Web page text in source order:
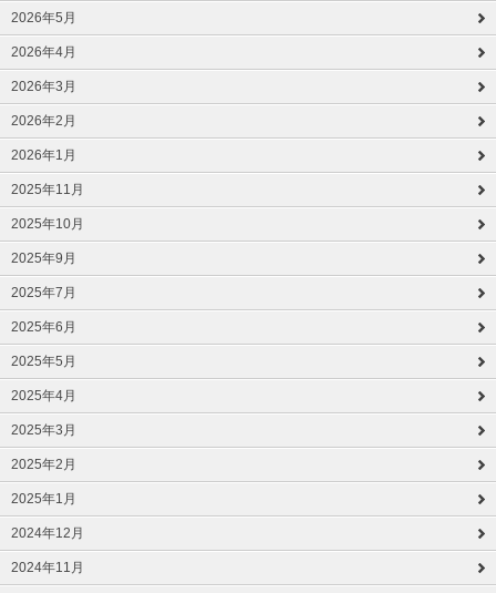
2026年5月
2026年4月
2026年3月
2026年2月
2026年1月
2025年11月
2025年10月
2025年9月
2025年7月
2025年6月
2025年5月
2025年4月
2025年3月
2025年2月
2025年1月
2024年12月
2024年11月